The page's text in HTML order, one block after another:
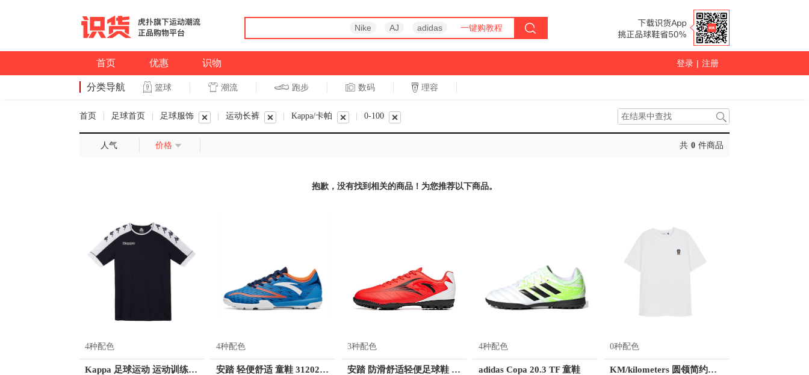
Nike AJ adidas 一键购教程
首页 优惠 识物 登录 | 注册
分类导航 篮球 潮流 跑步 数码 理容
首页 足球首页 足球服饰 运动长裤 Kappa/卡帕 0-100
人气 价格 共 0 件商品
抱歉，没有找到相关的商品！为您推荐以下商品。
4种配色
Kappa 足球运动 运动训练球衣 K0812TD07S
4种配色
安踏 轻便舒适 童鞋 312022202
3种配色
安踏 防滑舒适轻便足球鞋 912032201
4种配色
adidas Copa 20.3 TF 童鞋
0种配色
KM/kilometers 圆领简约短袖T恤 M2X2108073